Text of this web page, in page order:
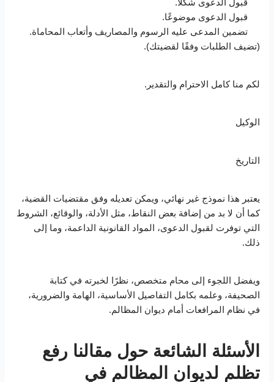
قبول الدعوى موضوعًا.
تضمين المدعى عليه الرسوم والمصاريف وأتعاب المحاماة.
(تضيف الطلبات وفقًا لقضيتك).
لكم منا كامل الاحترام والتقدير.
الوكيل
التاريخ
يعتبر هذا نموذج غير نهائي، ويمكن تعديله وفق مقتضيات القضية،
كما أن لا بد من إضافة بعض النقاط، مثل الأدلة، والوقائع، الشروط
التي توفرت لقبول الدعوى، المواد القانونية الداعمة، وما إلى
ذلك.
ويفضل اللجوء إلى محام متخصص، نظرًا لخبرته في كتابة
الصحيفة، وعلمه بكامل التفاصيل الأساسية، الهامة والضرورية،
في نظام المرافعات أمام ديوان المظالم.
الأسئلة الشائعة حول مقالنا رفع
تظلم لديوان المظالم في